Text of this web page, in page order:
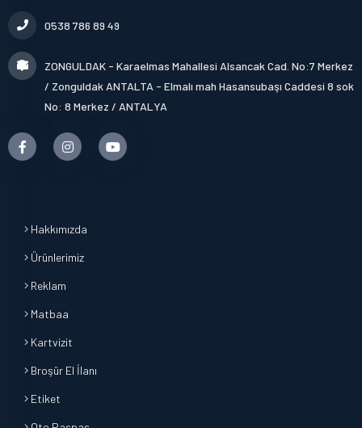
0538 786 89 49
ZONGULDAK - Karaelmas Mahallesi Alsancak Cad. No:7 Merkez
/ Zonguldak ANTALTA - Elmalı mah Hasansubaşı Caddesi 8 sok
No: 8 Merkez / ANTALYA
Hakkımızda
Ürünlerimiz
Reklam
Matbaa
Kartvizit
Broşür El İlanı
Etiket